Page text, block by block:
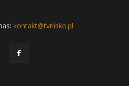
kontakt@tvnisko.pl